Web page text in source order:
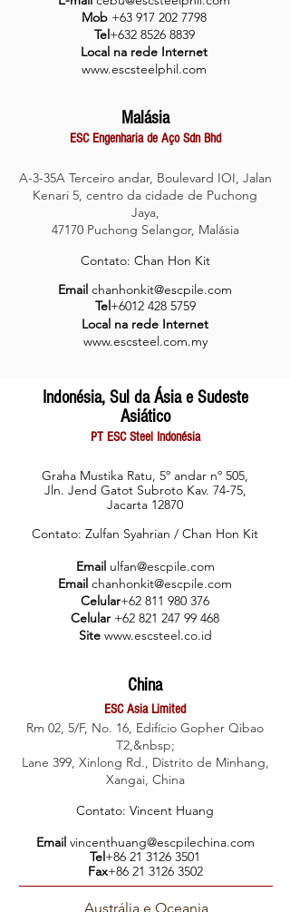
Mob +63 917 202 7798
Tel+632 8526 8839
Local na rede Internet
www.escsteelphil.com
Malásia
ESC Engenharia de Aço Sdn Bhd
A-3-35A Terceiro andar, Boulevard IOI, Jalan
Kenari 5, centro da cidade de Puchong
Jaya,
47170 Puchong Selangor, Malásia
Contato: Chan Hon Kit
Email chanhonkit@escpile.com
Tel+6012 428 5759
Local na rede Internet
www.escsteel.com.my
Indonésia, Sul da Ásia e Sudeste
Asiático
PT ESC Steel Indonésia
Graha Mustika Ratu, 5º andar nº 505,
Jln. Jend Gatot Subroto Kav. 74-75,
Jacarta 12870
Contato: Zulfan Syahrian / Chan Hon Kit
Email ulfan@escpile.com
Email chanhonkit@escpile.com
Celular+62 811 980 376
Celular +62 821 247 99 468
Site www.escsteel.co.id
China
ESC Asia Limited
Rm 02, 5/F, No. 16, Edifício Gopher Qibao
T2,&nbsp;
Lane 399, Xinlong Rd., Distrito de Minhang,
Xangai, China
Contato: Vincent Huang
Email vincenthuang@escpilechina.com
Tel+86 21 3126 3501
Fax+86 21 3126 3502
Austrália e Oceania